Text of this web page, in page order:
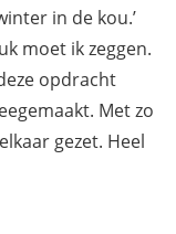
in de kou.’
moet ik zeggen.
opdracht
Met zo
gezet. Heel